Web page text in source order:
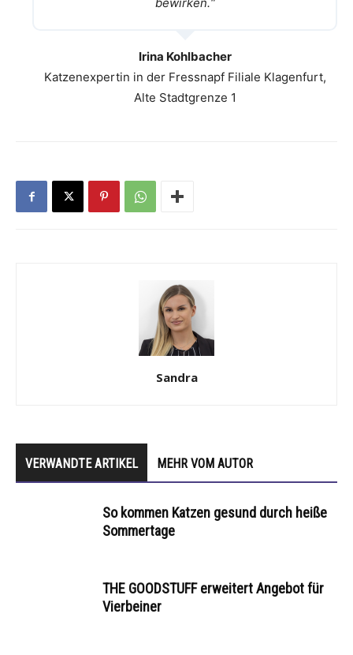
Irina Kohlbacher
Katzenexpertin in der Fressnapf Filiale Klagenfurt,
Alte Stadtgrenze 1
Sandra
VERWANDTE ARTIKEL MEHR VOM AUTOR
So kommen Katzen gesund durch heiße
Sommertage
THE GOODSTUFF erweitert Angebot für
Vierbeiner